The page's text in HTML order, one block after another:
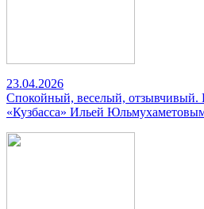
23.04.2026
Спокойный, веселый,
«Кузбасса» Ильей